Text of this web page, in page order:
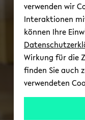
verwenden wir
Interaktionen
können Ihre
Wirkung für die
finden Sie auch
verwendeten